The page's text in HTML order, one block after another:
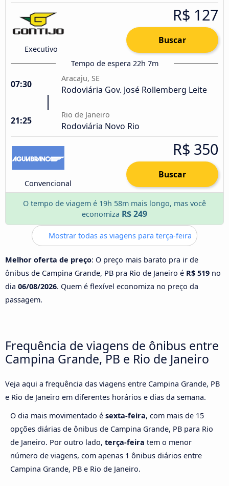
Executivo
R$ 127
Buscar
Tempo de espera 22h 7m
07:30
Aracaju, SE
Rodoviária Gov. José Rollemberg Leite
21:25
Rio de Janeiro
Rodoviária Novo Rio
Convencional
R$ 350
Buscar
O tempo de viagem é 19h 58m mais longo, mas você
economiza R$ 249
Mostrar todas as viagens para terça-feira
Melhor oferta de preço: O preço mais barato pra ir de
ônibus de Campina Grande, PB pra Rio de Janeiro é R$ 519 no
dia 06/08/2026. Quem é flexível economiza no preço da
passagem.
Frequência de viagens de ônibus entre
Campina Grande, PB e Rio de Janeiro
Veja aqui a frequência das viagens entre Campina Grande, PB
e Rio de Janeiro em diferentes horários e dias da semana.
O dia mais movimentado é sexta-feira, com mais de 15
opções diárias de ônibus de Campina Grande, PB para Rio
de Janeiro. Por outro lado, terça-feira tem o menor
número de viagens, com apenas 1 ônibus diários entre
Campina Grande, PB e Rio de Janeiro.